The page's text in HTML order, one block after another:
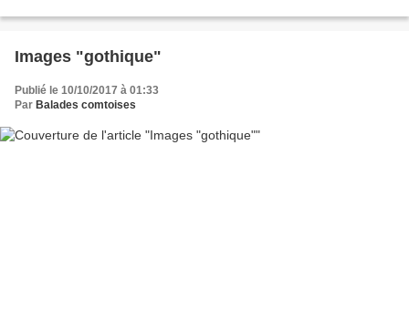
Images "gothique"
Publié le 10/10/2017 à 01:33
Par Balades comtoises